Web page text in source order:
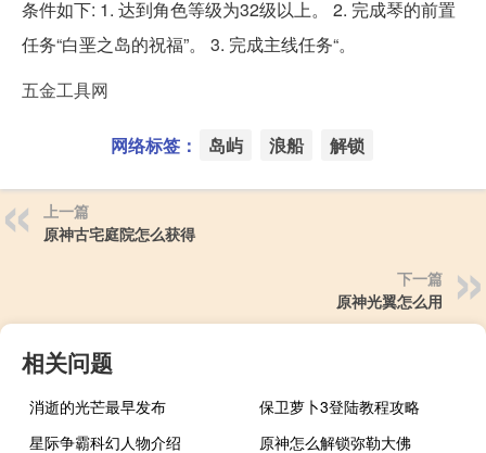
条件如下: 1. 达到角色等级为32级以上。 2. 完成琴的前置
任务“白垩之岛的祝福”。 3. 完成主线任务“。
五金工具网
网络标签： 岛屿 浪船 解锁
上一篇
原神古宅庭院怎么获得
下一篇
原神光翼怎么用
相关问题
消逝的光芒最早发布
保卫萝卜3登陆教程攻略
星际争霸科幻人物介绍
原神怎么解锁弥勒大佛